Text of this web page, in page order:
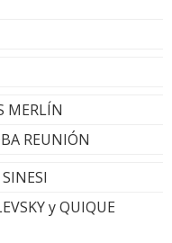
MERLÍN
REUNIÓN
y QUIQUE